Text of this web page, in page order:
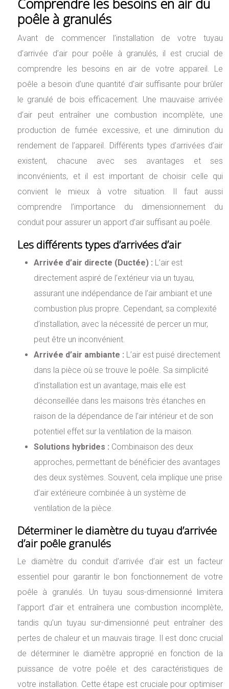
Comprendre les besoins en air du
poêle à granulés
Avant de commencer l’installation de votre tuyau
d’arrivée d’air pour poêle à granulés, il est crucial de
comprendre les besoins en air de votre appareil. Le
poêle a besoin d’une quantité d’air suffisante pour brûler
le granulé de bois efficacement. Une mauvaise arrivée
d’air peut entraîner une combustion incomplète, une
production de fumée excessive, et une diminution du
rendement de l’appareil. Différents types d’arrivées d’air
existent, chacune avec ses avantages et ses
inconvénients, et il est important de choisir celle qui
convient le mieux à votre situation. Il faut aussi
comprendre l’importance du dimensionnement du
conduit pour assurer un apport d’air suffisant au poêle.
Les différents types d’arrivées d’air
Arrivée d’air directe (Ductée) : L’air est
directement aspiré de l’extérieur via un tuyau,
assurant une indépendance de l’air ambiant et une
combustion plus propre. Cependant, sa complexité
d’installation, avec la nécessité de percer un mur,
peut être un inconvénient.
Arrivée d’air ambiante : L’air est puisé directement
dans la pièce où se trouve le poêle. Sa simplicité
d’installation est un avantage, mais elle est
déconseillée dans les maisons très étanches en
raison de la dépendance de l’air intérieur et de son
potentiel effet sur la ventilation de la maison.
Solutions hybrides : Combinaison des deux
approches, permettant de bénéficier des avantages
des deux systèmes. Souvent, cela implique une prise
d’air extérieure combinée à un système de
ventilation de la pièce.
Déterminer le diamètre du tuyau d’arrivée
d’air poêle granulés
Le diamètre du conduit d’arrivée d’air est un facteur
essentiel pour garantir le bon fonctionnement de votre
poêle à granulés. Un tuyau sous-dimensionné limitera
l’apport d’air et entraînera une combustion incomplète,
tandis qu’un tuyau sur-dimensionné peut entraîner des
pertes de chaleur et un mauvais tirage. Il est donc crucial
de déterminer le diamètre approprié en fonction de la
puissance de votre poêle et des caractéristiques de
votre installation. Cette étape est cruciale pour optimiser